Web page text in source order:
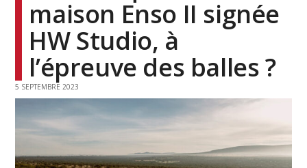
maison Enso II signée
HW Studio, à
l’épreuve des balles ?
5 SEPTEMBRE 2023